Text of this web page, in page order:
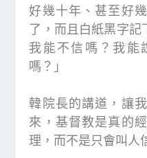
好幾十年、甚至好
了，而且白紙黑字記
我能不信嗎？我能
嗎？」
韓院長的講道，讓
來，基督教是真的
理，而不是只會叫人